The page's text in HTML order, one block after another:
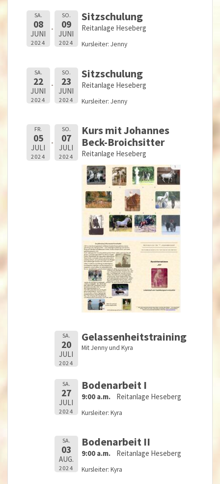
SA.
08
JUNI
2024
SO.
09
JUNI
2024
Sitzschulung
Reitanlage Heseberg
Kursleiter: Jenny
SA.
22
JUNI
2024
SO.
23
JUNI
2024
Sitzschulung
Reitanlage Heseberg
Kursleiter: Jenny
FR.
05
JULI
2024
SO.
07
JULI
2024
Kurs mit Johannes
Beck-Broichsitter
Reitanlage Heseberg
SA.
20
JULI
2024
Gelassenheitstraining
Mit Jenny und Kyra
SA.
27
JULI
2024
Bodenarbeit I
9:00 a.m. Reitanlage Heseberg
Kursleiter: Kyra
SA.
03
AUG.
2024
Bodenarbeit II
9:00 a.m. Reitanlage Heseberg
Kursleiter: Kyra